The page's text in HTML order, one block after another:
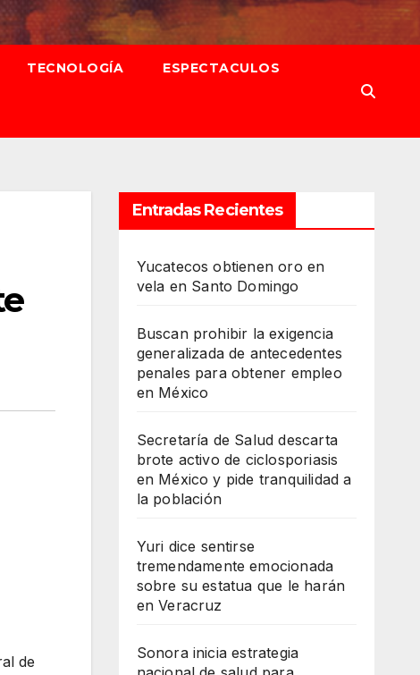
TECNOLOGÍA ESPECTACULOS
de
Entradas Recientes
Yucatecos obtienen oro en
vela en Santo Domingo
Buscan prohibir la exigencia
generalizada de antecedentes
penales para obtener empleo
en México
Secretaría de Salud descarta
brote activo de ciclosporiasis
en México y pide tranquilidad a
la población
Yuri dice sentirse
tremendamente emocionada
sobre su estatua que le harán
en Veracruz
Sonora inicia estrategia